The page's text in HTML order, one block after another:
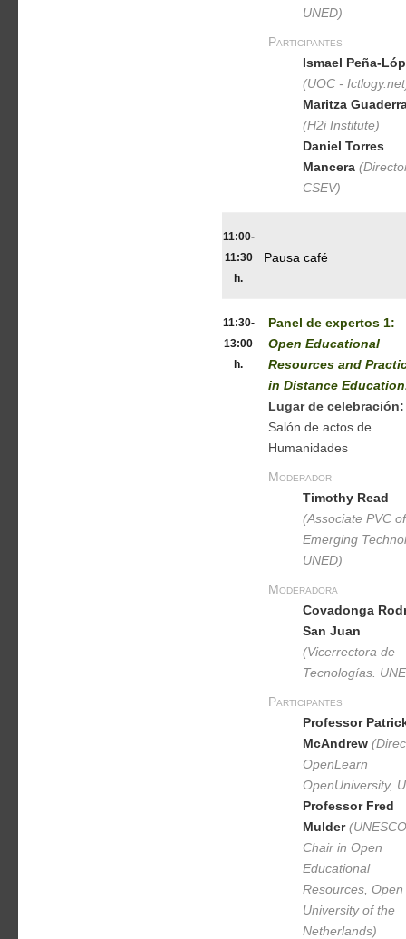
UNED)
Participantes
Ismael Peña-
(UOC -
Maritza
(H2i Institute)
Daniel Torres
Mancera
CSEV)
11:00-
11:30
h.
Pausa café
11:30-
13:00
h.
Panel de expertos 1:
Open Educational
Resources and
in Distance
Lugar de celebración:
Salón de actos de
Humanidades
Moderador
Timothy Read
(Associate PVC of
Emerging
UNED)
Moderadora
Covadonga
San Juan
(Vicerrectora de
Tecnologías.
Participantes
Professor
McAndrew
OpenLearn
OpenUniversity,
Professor Fred
Mulder(UNESCO
Chair in Open
Educational
Resources, Open
University of the
Netherlands)